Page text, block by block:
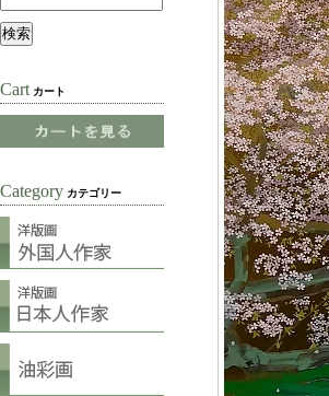
Cart カート
Category カテゴリー